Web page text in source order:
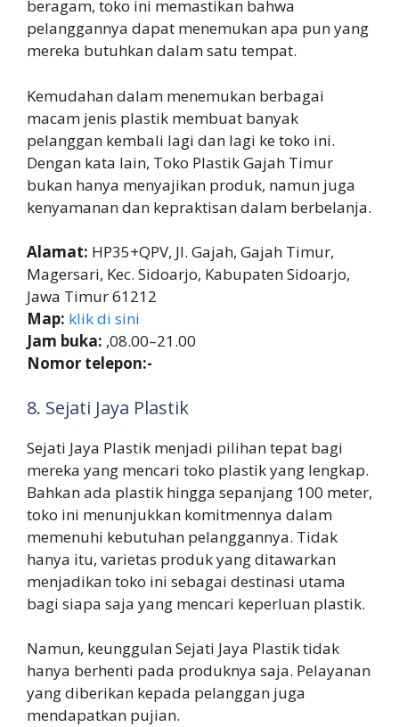
beragam, toko ini memastikan bahwa
pelanggannya dapat menemukan apa pun yang
mereka butuhkan dalam satu tempat.
Kemudahan dalam menemukan berbagai
macam jenis plastik membuat banyak
pelanggan kembali lagi dan lagi ke toko ini.
Dengan kata lain, Toko Plastik Gajah Timur
bukan hanya menyajikan produk, namun juga
kenyamanan dan kepraktisan dalam berbelanja.
Alamat: HP35+QPV, Jl. Gajah, Gajah Timur,
Magersari, Kec. Sidoarjo, Kabupaten Sidoarjo,
Jawa Timur 61212
Map: klik di sini
Jam buka: ,08.00–21.00
Nomor telepon:-
8. Sejati Jaya Plastik
Sejati Jaya Plastik menjadi pilihan tepat bagi
mereka yang mencari toko plastik yang lengkap.
Bahkan ada plastik hingga sepanjang 100 meter,
toko ini menunjukkan komitmennya dalam
memenuhi kebutuhan pelanggannya. Tidak
hanya itu, varietas produk yang ditawarkan
menjadikan toko ini sebagai destinasi utama
bagi siapa saja yang mencari keperluan plastik.
Namun, keunggulan Sejati Jaya Plastik tidak
hanya berhenti pada produknya saja. Pelayanan
yang diberikan kepada pelanggan juga
mendapatkan pujian.